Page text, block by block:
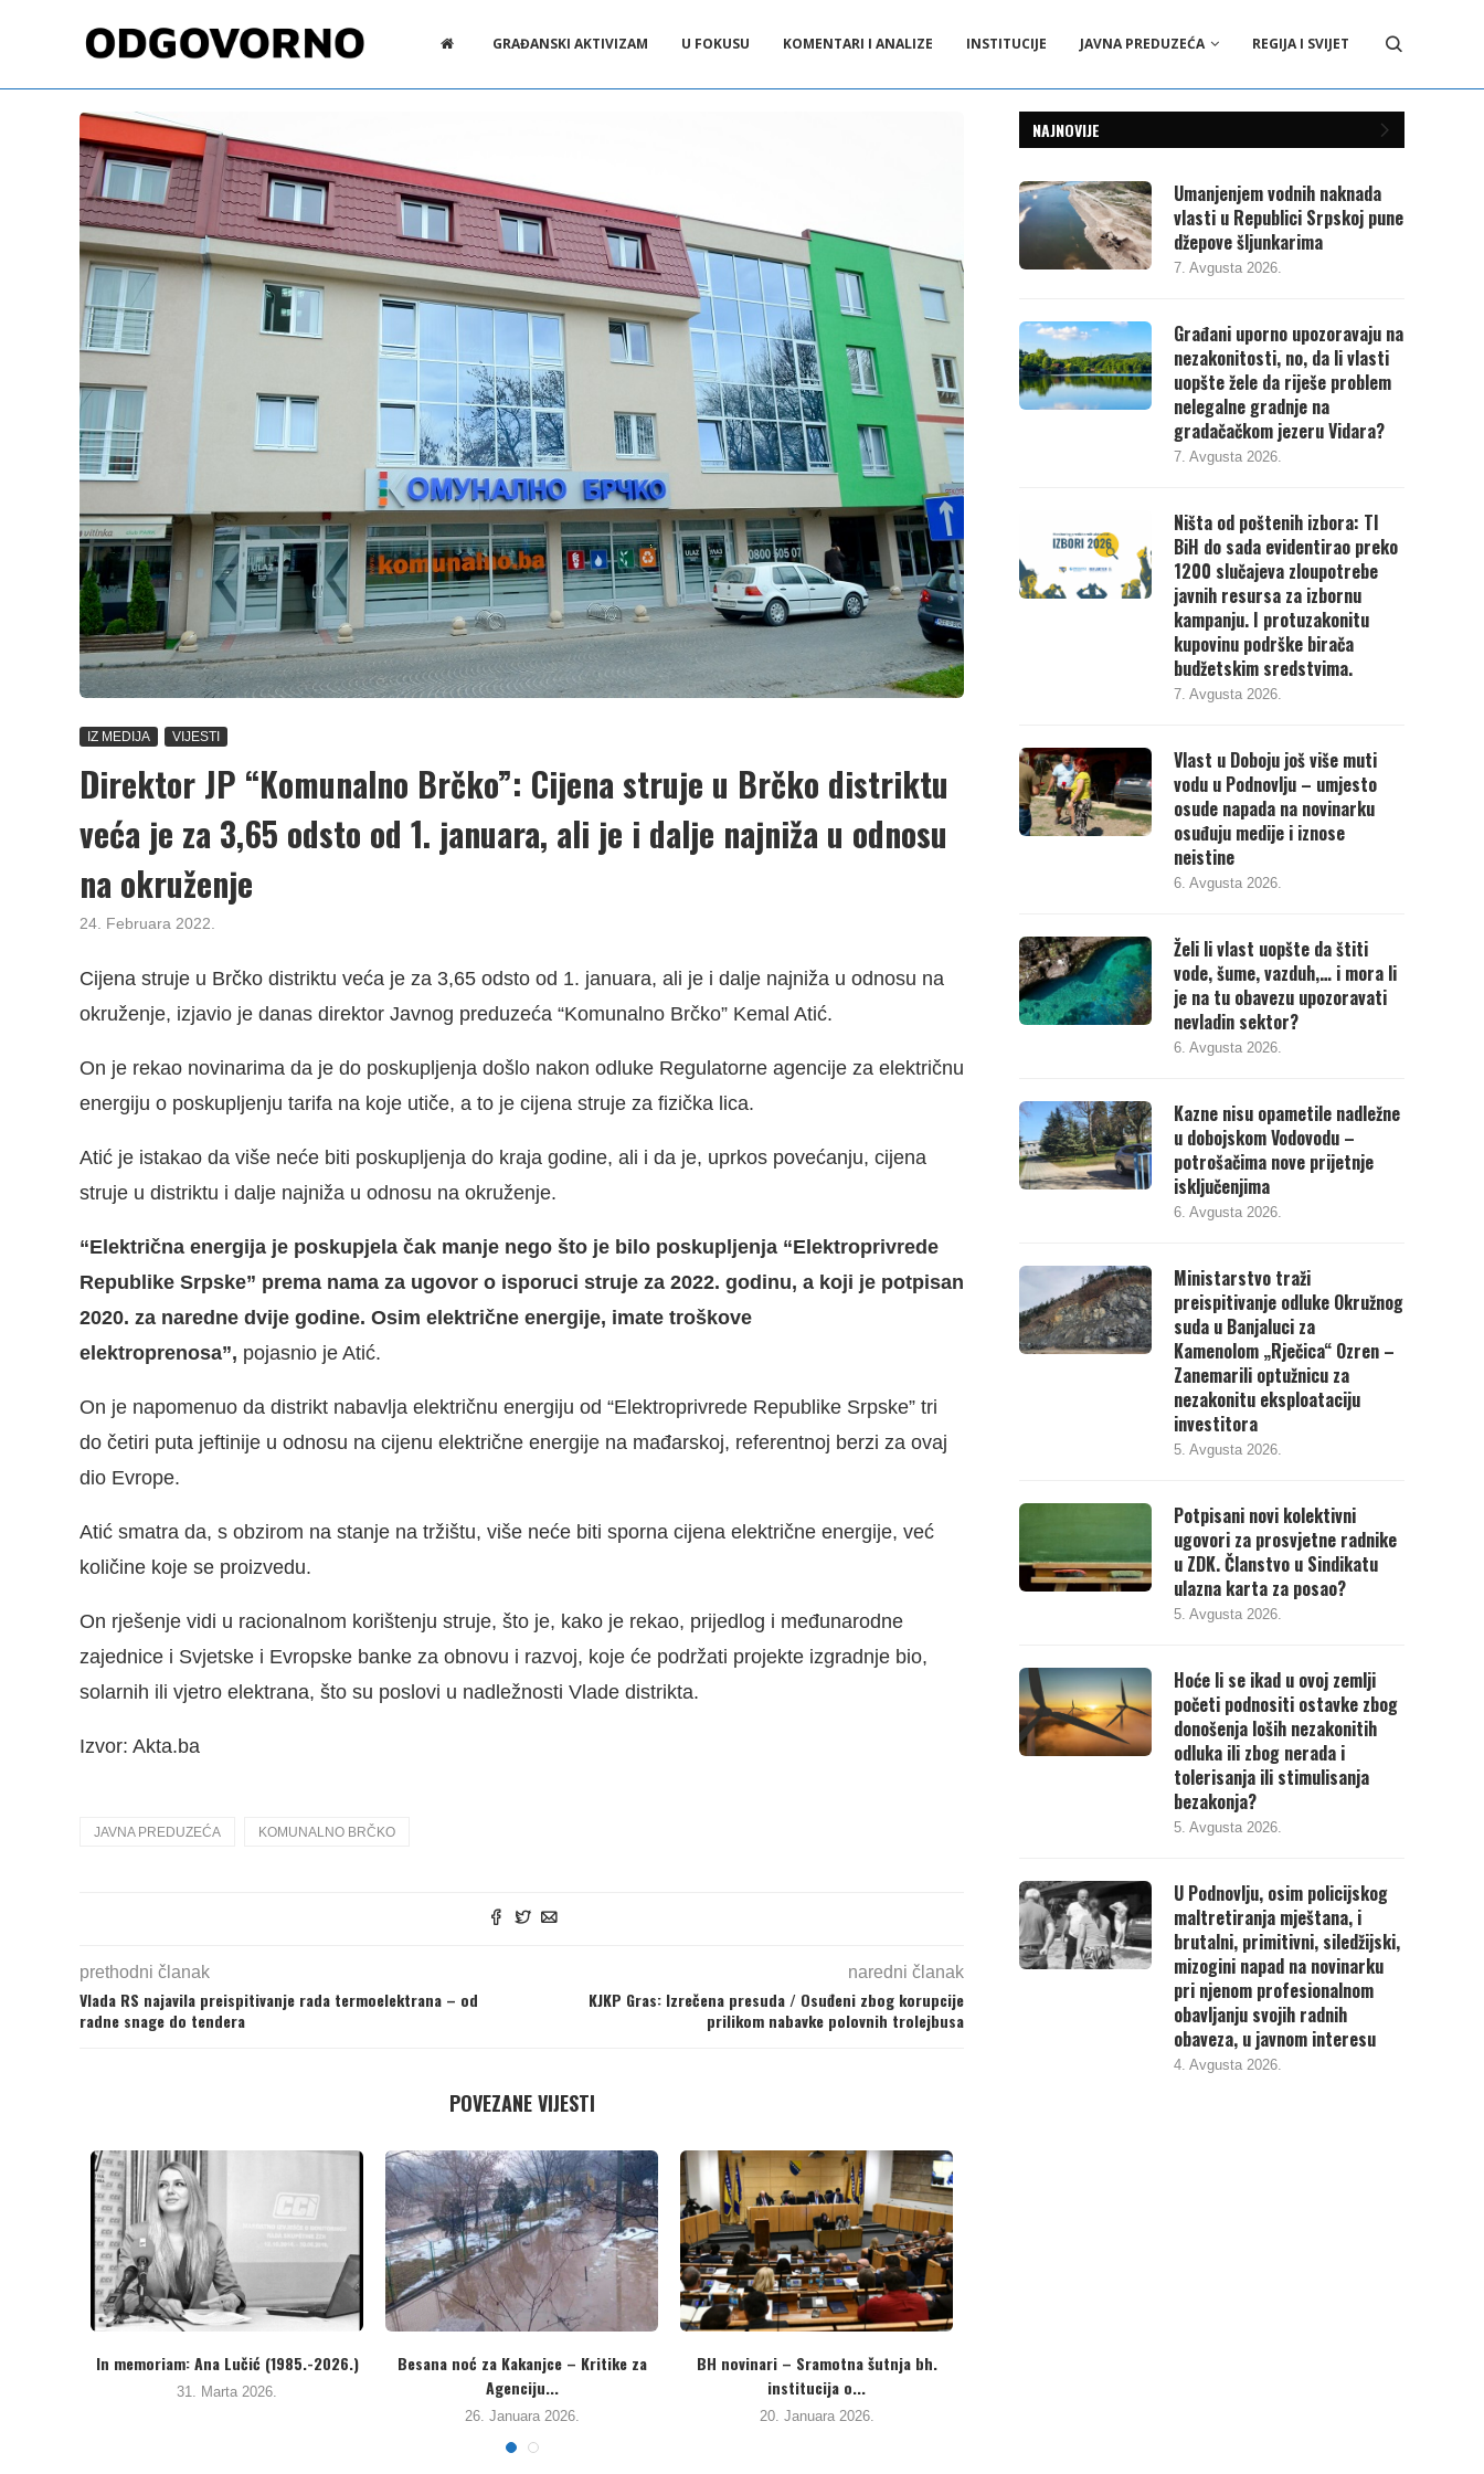
GRAĐANSKI AKTIVIZAM U FOKUSU KOMENTARI I ANALIZE INSTITUCIJE JAVNA PREDUZEĆA REGIJA I SVIJET
IZ MEDIJA VIJESTI
Direktor JP “Komunalno Brčko”: Cijena struje u Brčko distriktu
veća je za 3,65 odsto od 1. januara, ali je i dalje najniža u odnosu
na okruženje
24. Februara 2022.
Cijena struje u Brčko distriktu veća je za 3,65 odsto od 1. januara, ali je i dalje najniža u odnosu na
okruženje, izjavio je danas direktor Javnog preduzeća “Komunalno Brčko” Kemal Atić.
On je rekao novinarima da je do poskupljenja došlo nakon odluke Regulatorne agencije za električnu
energiju o poskupljenju tarifa na koje utiče, a to je cijena struje za fizička lica.
Atić je istakao da više neće biti poskupljenja do kraja godine, ali i da je, uprkos povećanju, cijena
struje u distriktu i dalje najniža u odnosu na okruženje.
“Električna energija je poskupjela čak manje nego što je bilo poskupljenja “Elektroprivrede
Republike Srpske” prema nama za ugovor o isporuci struje za 2022. godinu, a koji je potpisan
2020. za naredne dvije godine. Osim električne energije, imate troškove
elektroprenosa”, pojasnio je Atić.
On je napomenuo da distrikt nabavlja električnu energiju od “Elektroprivrede Republike Srpske” tri
do četiri puta jeftinije u odnosu na cijenu električne energije na mađarskoj, referentnoj berzi za ovaj
dio Evrope.
Atić smatra da, s obzirom na stanje na tržištu, više neće biti sporna cijena električne energije, već
količine koje se proizvedu.
On rješenje vidi u racionalnom korištenju struje, što je, kako je rekao, prijedlog i međunarodne
zajednice i Svjetske i Evropske banke za obnovu i razvoj, koje će podržati projekte izgradnje bio,
solarnih ili vjetro elektrana, što su poslovi u nadležnosti Vlade distrikta.
Izvor: Akta.ba
JAVNA PREDUZEĆA KOMUNALNO BRČKO
prethodni članak
Vlada RS najavila preispitivanje rada termoelektrana – od
radne snage do tendera
naredni članak
KJKP Gras: Izrečena presuda / Osuđeni zbog korupcije
prilikom nabavke polovnih trolejbusa
POVEZANE VIJESTI
BH novinari – Sramotna šutnja bh.
institucija o...
Najbolje rangirana visokoškolska
ustanova iz BiH, na Webometrics...
19. Januara 2026.
Proširena lista ortopedskih pomagala
u TK: Djelimično uvaženi...
17. Januara 2026.
NAJNOVIJE
Umanjenjem vodnih naknada
vlasti u Republici Srpskoj pune
džepove šljunkarima
7. Avgusta 2026.
Građani uporno upozoravaju na
nezakonitosti, no, da li vlasti
uopšte žele da riješe problem
nelegalne gradnje na
gradačačkom jezeru Vidara?
7. Avgusta 2026.
Ništa od poštenih izbora: TI
BiH do sada evidentirao preko
1200 slučajeva zloupotrebe
javnih resursa za izbornu
kampanju. I protuzakonitu
kupovinu podrške birača
budžetskim sredstvima.
7. Avgusta 2026.
Vlast u Doboju još više muti
vodu u Podnovlju – umjesto
osude napada na novinarku
osuđuju medije i iznose
neistine
6. Avgusta 2026.
Želi li vlast uopšte da štiti
vode, šume, vazduh,… i mora li
je na tu obavezu upozoravati
nevladin sektor?
6. Avgusta 2026.
Kazne nisu opametile nadležne
u dobojskom Vodovodu –
potrošačima nove prijetnje
isključenjima
6. Avgusta 2026.
Ministarstvo traži
preispitivanje odluke Okružnog
suda u Banjaluci za
Kamenolom „Rječica“ Ozren –
Zanemarili optužnicu za
nezakonitu eksploataciju
investitora
5. Avgusta 2026.
Potpisani novi kolektivni
ugovori za prosvjetne radnike
u ZDK. Članstvo u Sindikatu
ulazna karta za posao?
5. Avgusta 2026.
Hoće li se ikad u ovoj zemlji
početi podnositi ostavke zbog
donošenja loših nezakonitih
odluka ili zbog nerada i
tolerisanja ili stimulisanja
bezakonja?
5. Avgusta 2026.
U Podnovlju, osim policijskog
maltretiranja mještana, i
brutalni, primitivni, siledžijski,
mizogini napad na novinarku
pri njenom profesionalnom
obavljanju svojih radnih
obaveza, u javnom interesu
4. Avgusta 2026.